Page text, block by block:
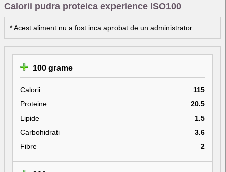
Calorii pudra proteica experience ISO100
* Acest aliment nu a fost inca aprobat de un administrator.
100 grame
Calorii
115
Proteine
20.5
Lipide
1.5
Carbohidrati
3.6
Fibre
2